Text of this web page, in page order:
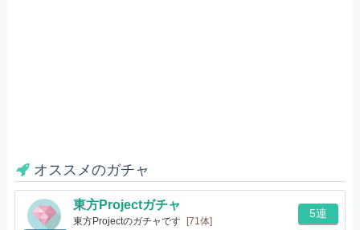
オススメのガチャ
東方Projectガチャ
東方Projectのガチャです [71体]
5連